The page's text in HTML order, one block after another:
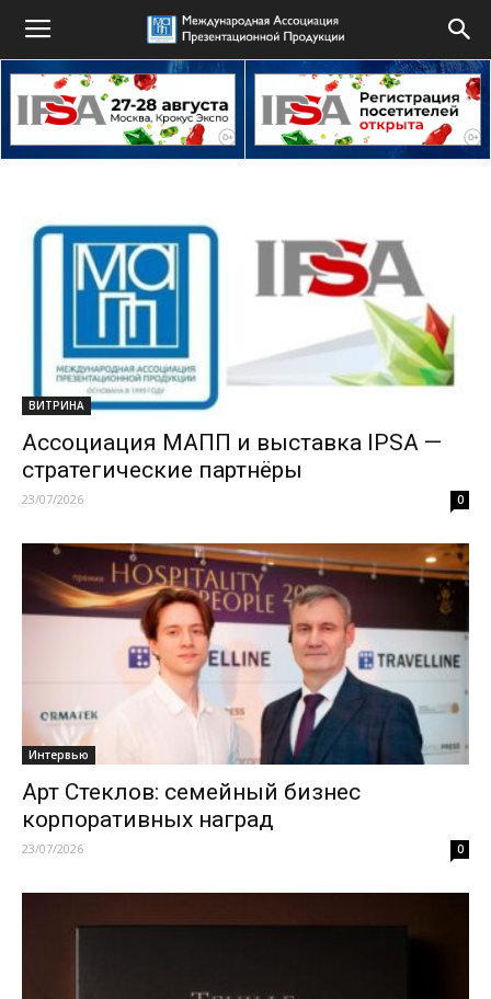
ВИТРИНА
Ассоциация МАПП и выставка IPSA —
стратегические партнёры
23/07/2026 0
Интервью
Арт Стеклов: семейный бизнес
корпоративных наград
23/07/2026 0